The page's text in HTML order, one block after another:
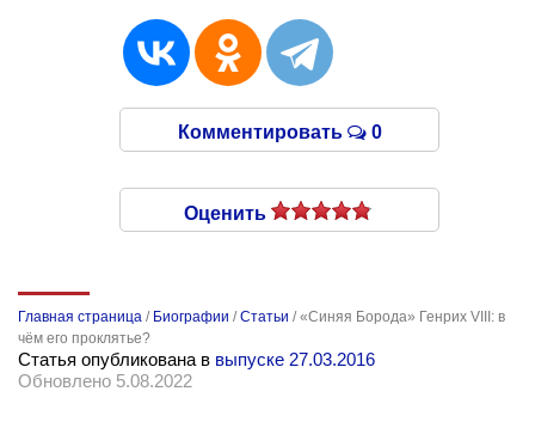
Комментировать 0
Оценить
Главная страница / Биографии /Статьи /«Синяя Борода» Генрих VIII: в
чём его проклятье?
Статья опубликована в выпуске 27.03.2016
Обновлено 5.08.2022